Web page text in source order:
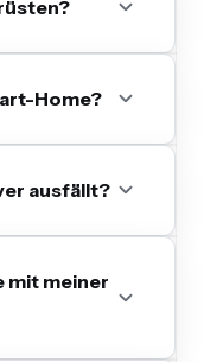
Home?
ausfällt?
mit meiner